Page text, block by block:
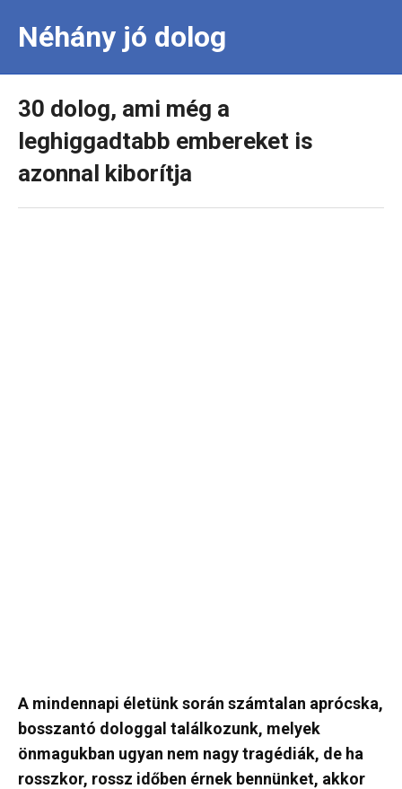
Néhány jó dolog
30 dolog, ami még a
leghiggadtabb embereket is
azonnal kiborítja
A mindennapi életünk során számtalan aprócska,
bosszantó dologgal találkozunk, melyek
önmagukban ugyan nem nagy tragédiák, de ha
rosszkor, rossz időben érnek bennünket, akkor